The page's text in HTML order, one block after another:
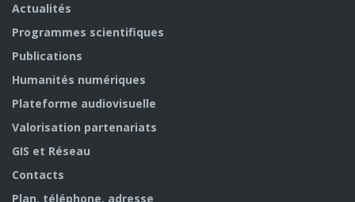
Actualités
Programmes scientifiques
Publications
Humanités numériques
Plateforme audiovisuelle
Valorisation partenariats
GIS et Réseau
Contacts
Plan, téléphone, adresse